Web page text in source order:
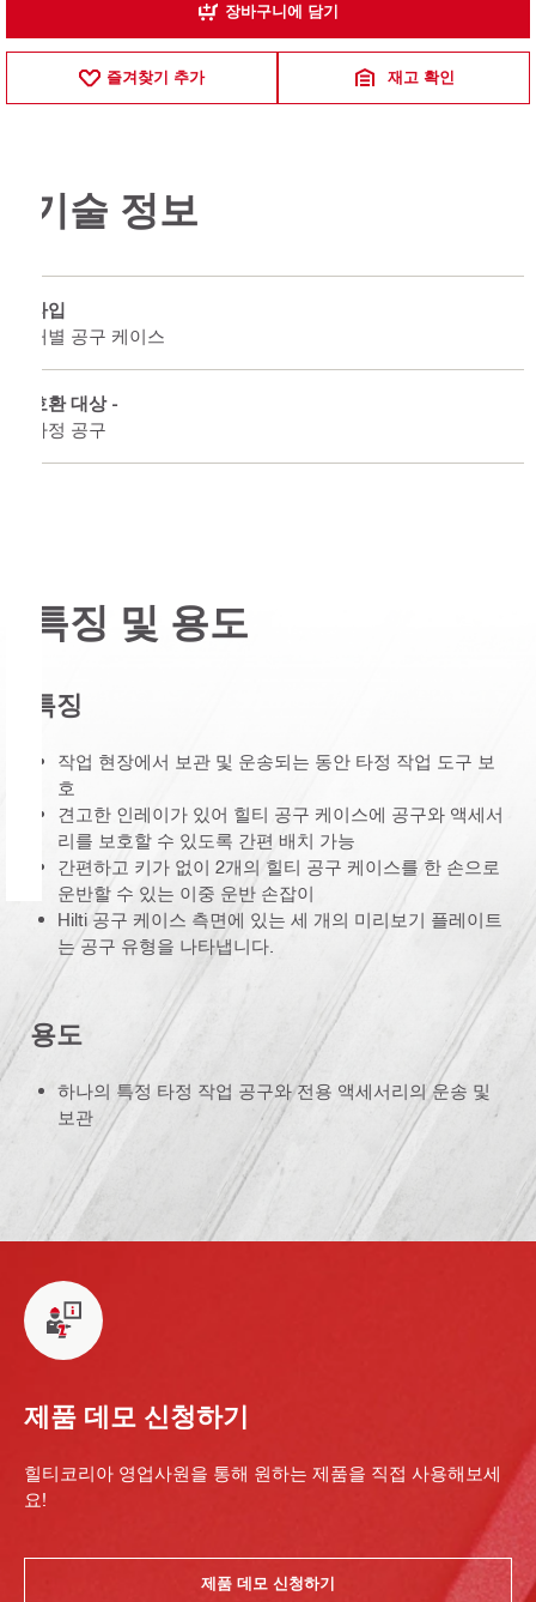
장바구니에 담기
즐겨찾기 추가 재고 확인
기술 정보
타입
개별 공구 케이스
호환 대상 -
타정 공구
특징 및 용도
특징
작업 현장에서 보관 및 운송되는 동안 타정 작업 도구 보
호
견고한 인레이가 있어 힐티 공구 케이스에 공구와 액세서
리를 보호할 수 있도록 간편 배치 가능
간편하고 키가 없이 2개의 힐티 공구 케이스를 한 손으로
운반할 수 있는 이중 운반 손잡이
Hilti 공구 케이스 측면에 있는 세 개의 미리보기 플레이트
는 공구 유형을 나타냅니다.
용도
하나의 특정 타정 작업 공구와 전용 액세서리의 운송 및
보관
제품 데모 신청하기
힐티코리아 영업사원을 통해 원하는 제품을 직접 사용해보세
요!
제품 데모 신청하기